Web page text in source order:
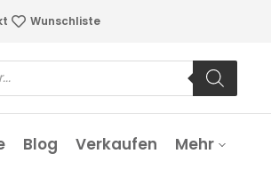
Wunschliste
Blog Verkaufen Mehr